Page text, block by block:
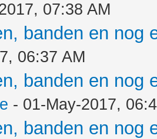
07:38 AM
banden en nog
06:37 AM
banden en nog
- 01-May-2017,
banden en nog